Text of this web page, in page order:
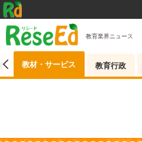
教育業界ニュース
教材・サービス 教育行政